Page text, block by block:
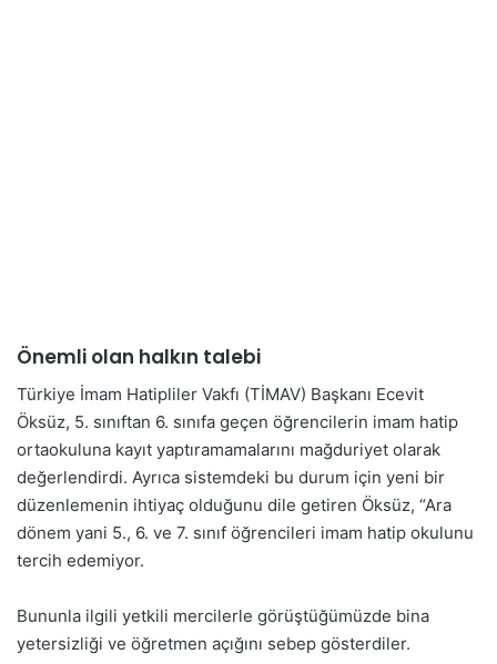
Önemli olan halkın talebi
Türkiye İmam Hatipliler Vakfı (TİMAV) Başkanı Ecevit
Öksüz, 5. sınıftan 6. sınıfa geçen öğrencilerin imam hatip
ortaokuluna kayıt yaptıramamalarını mağduriyet olarak
değerlendirdi. Ayrıca sistemdeki bu durum için yeni bir
düzenlemenin ihtiyaç olduğunu dile getiren Öksüz, “Ara
dönem yani 5., 6. ve 7. sınıf öğrencileri imam hatip okulunu
tercih edemiyor.
Bununla ilgili yetkili mercilerle görüştüğümüzde bina
yetersizliği ve öğretmen açığını sebep gösterdiler.